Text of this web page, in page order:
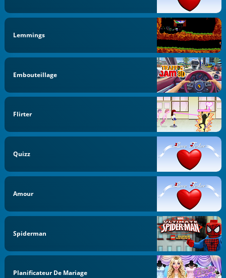
Lemmings
Embouteillage
Flirter
Quizz
Amour
Spiderman
Planificateur De Mariage